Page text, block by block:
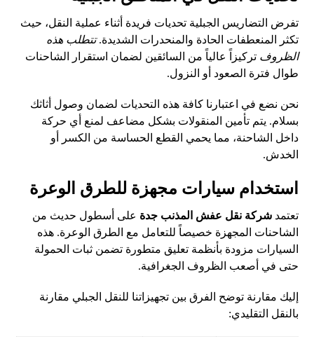
تفرض التضاريس الجبلية تحديات فريدة أثناء عملية النقل، حيث
تكثر المنعطفات الحادة والمنحدرات الشديدة.تتطلب هذه
الظروف تركيزاً عالياً من السائقين لضمان استقرار الشاحنات
طوال فترة الصعود أو النزول.
نحن نضع في اعتبارنا كافة هذه التحديات لضمان وصول أثاثك
بسلام. يتم تأمين المنقولات بشكل مضاعف لمنع أي حركة
داخل الشاحنة، مما يحمي القطع الحساسة من الكسر أو
الخدش.
استخدام سيارات مجهزة للطرق الوعرة
تعتمدشركة نقل عفش المذنب جدة على أسطول حديث من
الشاحنات المجهزة خصيصاً للتعامل مع الطرق الوعرة. هذه
السيارات مزودة بأنظمة تعليق متطورة تضمن ثبات الحمولة
حتى في أصعب الظروف الجغرافية.
إليك مقارنة توضح الفرق بين تجهيزاتنا للنقل الجبلي مقارنة
بالنقل التقليدي: